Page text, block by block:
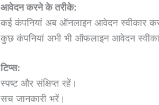
आवेदन करने के तरीके:
कई कंपनियां अब ऑनलाइन आवेदन स्वीकार
कुछ कंपनियां अभी भी ऑफलाइन आवेदन
टिप्स:
स्पष्ट और संक्षिप्त रहें।
सच जानकारी भरें।